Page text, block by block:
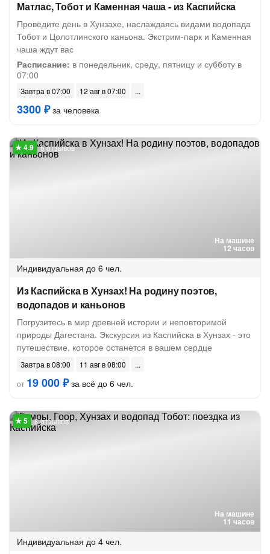
Матлас, Тобот и Каменная чаша - из Каспийска
Проведите день в Хунзахе, наслаждаясь видами водопада
Тобот и Цолотлинского каньона. Экстрим-парк и Каменная
чаша ждут вас
Расписание: в понедельник, среду, пятницу и субботу в
07:00
Завтра в 07:00 12 авг в 07:00
3300 ₽за человека
На машине
12 часов
6 отзывов
Индивидуальная до 6 чел.
Из Каспийска в Хунзах! На родину поэтов,
водопадов и каньонов
Погрузитесь в мир древней истории и неповторимой
природы Дагестана. Экскурсия из Каспийска в Хунзах - это
путешествие, которое останется в вашем сердце
Завтра в 08:00
11 авг в 08:00
от 19 000 ₽за всё до 6 чел.
На машине
11 часов
8 отзывов
Индивидуальная до 4 чел.